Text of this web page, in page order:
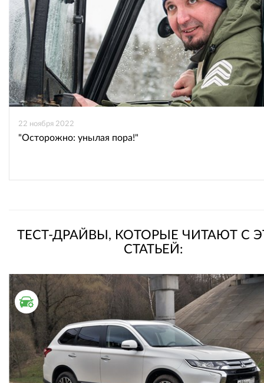
22 ноября 2022
"Осторожно: унылая пора!"
ТЕСТ-ДРАЙВЫ, КОТОРЫЕ ЧИТАЮТ С
СТАТЬЕЙ:
ТЕСТ ДРАЙВ